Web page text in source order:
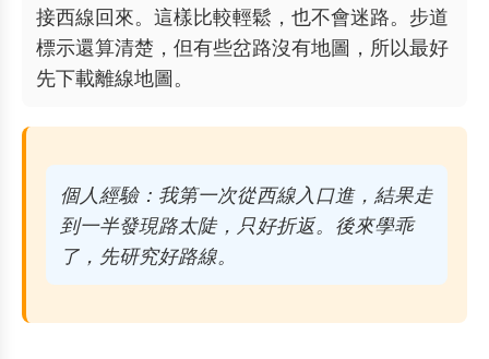
接西線回來。這樣比較輕鬆，也不會迷路。步道
標示還算清楚，但有些岔路沒有地圖，所以最好
先下載離線地圖。
個人經驗：我第一次從西線入口進，結果走
到一半發現路太陡，只好折返。後來學乖
了，先研究好路線。